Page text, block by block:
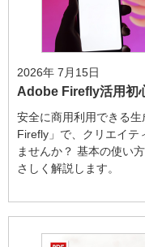
2026年 7月15日
Adobe Firefly活用初
安全に商用利用できる
Firefly」で、クリエイテ
ませんか？ 基本の使い
さしく解説します。